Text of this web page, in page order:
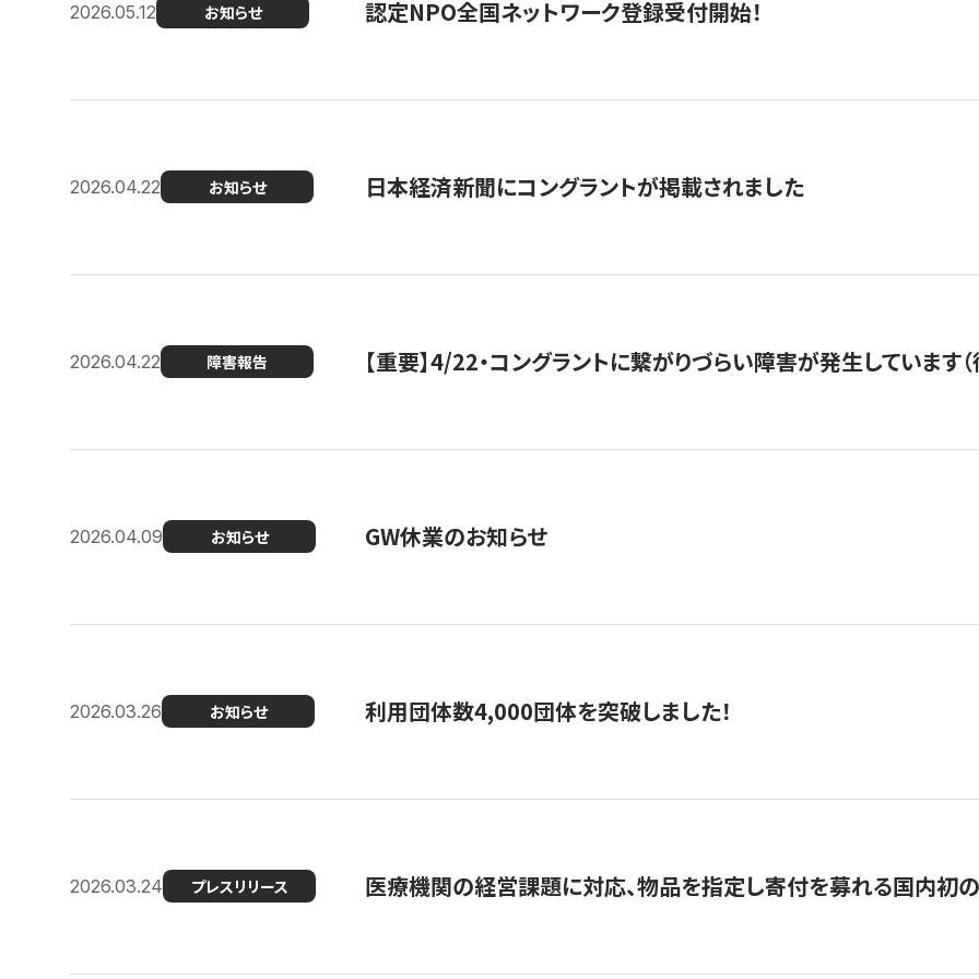
2026.05.12 お知らせ 認定NPO全国ネットワーク登録受付開始！
2026.04.22 お知らせ 日本経済新聞にコングラントが掲載されました
2026.04.22 障害報告 【重要】4/22・コングラントに繋がりづらい障害が発生しています（
2026.04.09 お知らせ GW休業のお知らせ
2026.03.26 お知らせ 利用団体数4,000団体を突破しました！
2026.03.24 プレスリリース 医療機関の経営課題に対応、物品を指定し寄付を募れる国内初の